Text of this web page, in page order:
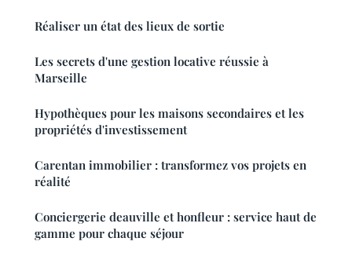
Réaliser un état des lieux de sortie
Les secrets d'une gestion locative réussie à
Marseille
Hypothèques pour les maisons secondaires et les
propriétés d'investissement
Carentan immobilier : transformez vos projets en
réalité
Conciergerie deauville et honfleur : service haut de
gamme pour chaque séjour